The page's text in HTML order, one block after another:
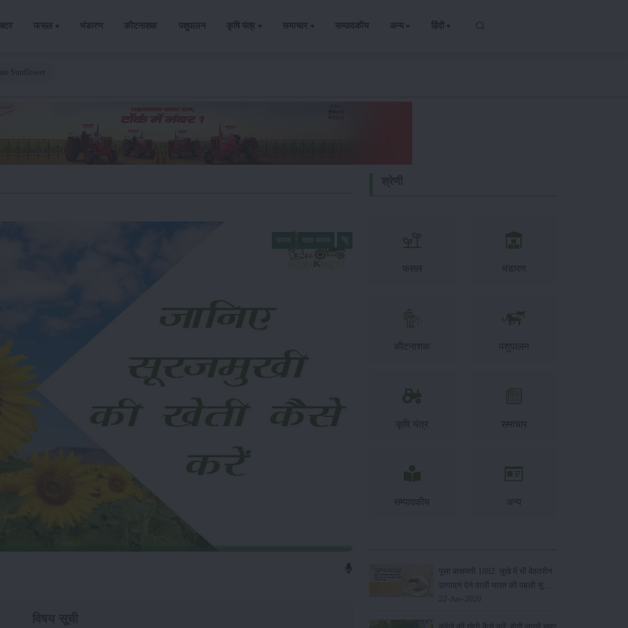
फसल भंडारण कीटनाशक पशुपालन कृषि यंत्र समाचार सम्पादकीय अन्य हिंदी
फसल भंडारण
कीटनाशक पशुपालन
कृषि यंत्र समाचार
सम्पादकीय अन्य
पूसा बासमती 1882: सूखे में भी बेहतरीन
उत्पादन देने वाली भारत की पहली सूखा-
सहिष्णु बासमती किस्म
22-Jun-2026